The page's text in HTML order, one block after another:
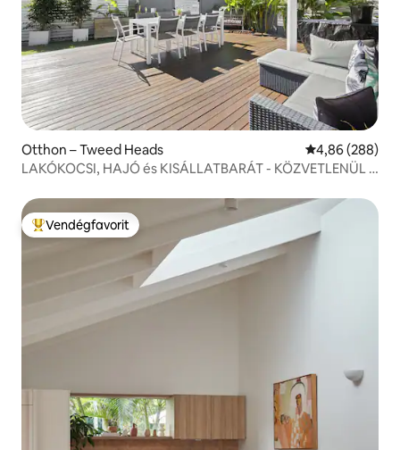
Otthon – Tweed Heads Átlagos
4,86 (288)
LAKÓKOCSI, HAJÓ és KISÁLLATBARÁT - KÖZVETLENÜL A
Kiemelt vendégfavorit
Vendégfavorit